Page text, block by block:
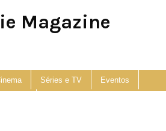
Magazine
Séries e TV Eventos